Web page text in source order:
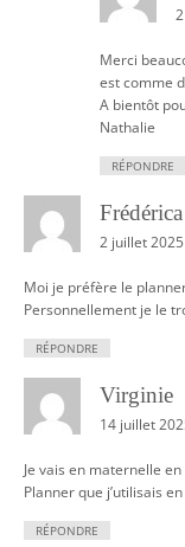
Merci
est comme
A bientôt
Nathalie
RÉPONDRE
Frédérica
2 juillet 2025
Moi je préfère le
Personnellement je le
RÉPONDRE
Virginie
14 juillet
Je vais en maternelle
Planner que j’utilisais
RÉPONDRE